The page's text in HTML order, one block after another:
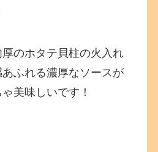
のホタテ貝柱の火入れ
ふれる濃厚なソースが
美味しいです！